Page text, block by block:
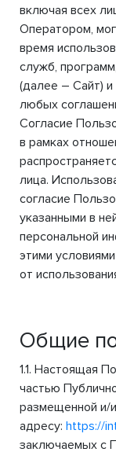
включая всех
Оператором,
время
служб,
(далее – Сайт)
любых
Согласие
в рамках
лица.
согласие
указанными в
персональной
этими
от
Общие
1.1. Настоящая
частью
размещенной и/
адресу: https://
заключаемых с